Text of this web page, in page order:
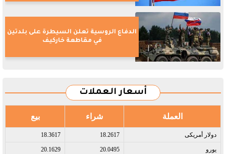
الدفاع الروسية تعلن السيطرة على بلدتين
في مقاطعة خاركيف
أسعار العملات
العملة شراء بيع
دولار أمريكى​ 18.2617
18.3617
يورو​ 20.0495
20.1629